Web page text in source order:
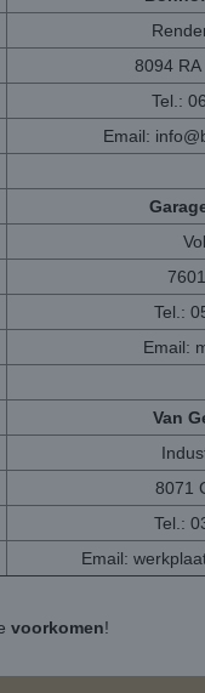
8094 RA
Tel.:
Email:
Tel.:
Email:
Van
8071
Tel.:
Email:
voorkomen!